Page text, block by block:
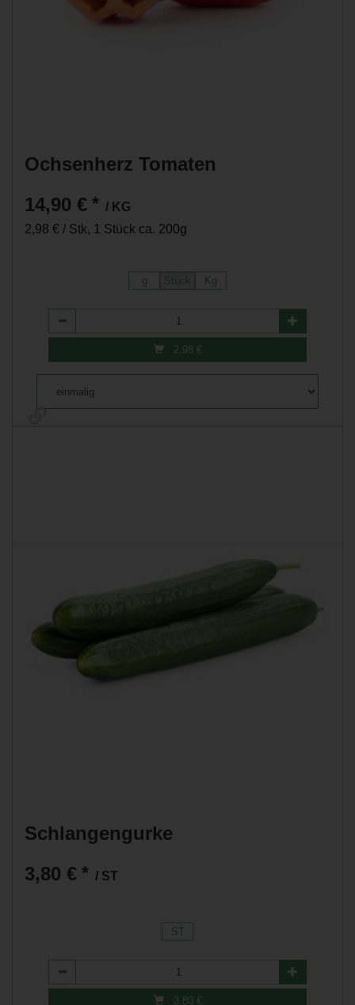
Ochsenherz Tomaten
14,90 € * / KG
2,98 € / Stk, 1 Stück ca. 200g
g Stück Kg
Anzahl
2,98 €
Schlangengurke
3,80 € * / ST
ST
Anzahl
3,80 €